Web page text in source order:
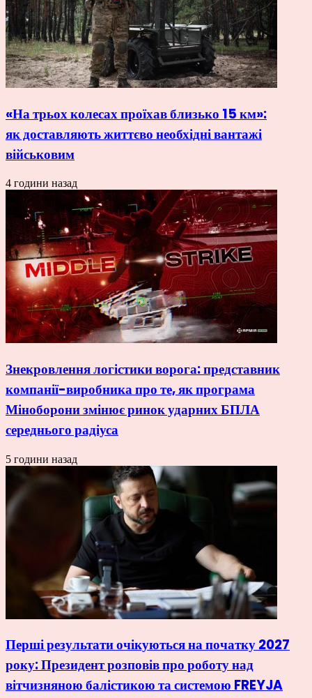
«На трьох колесах проїхав близько 15 км»:
як доставляють життєво необхідні вантажі
військовим
4 години назад
Знекровлення логістики ворога: представник
компанії-виробника про те, як програма
Міноборони змінює ринок ударних БПЛА
середнього радіуса
5 години назад
Перші результати очікуються на початку 2027
року: Президент розповів про роботу над
вітчизняною балістикою та системою FREYJA